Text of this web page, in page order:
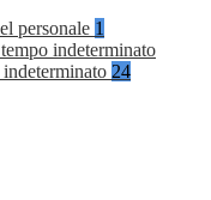
personale 1
indeterminato
24